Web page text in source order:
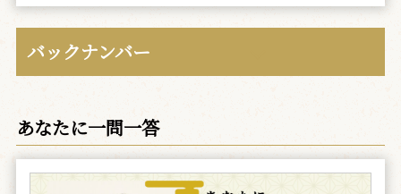
バックナンバー
あなたに一問一答